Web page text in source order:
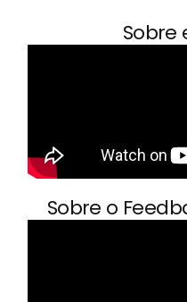
Sobre
Sobre o